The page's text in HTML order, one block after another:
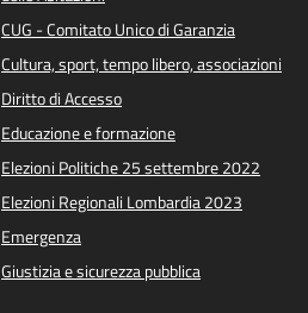
CUG - Comitato Unico di Garanzia
Cultura, sport, tempo libero, associazioni
Diritto di Accesso
Educazione e formazione
Elezioni Politiche 25 settembre 2022
Elezioni Regionali Lombardia 2023
Emergenza
Giustizia e sicurezza pubblica